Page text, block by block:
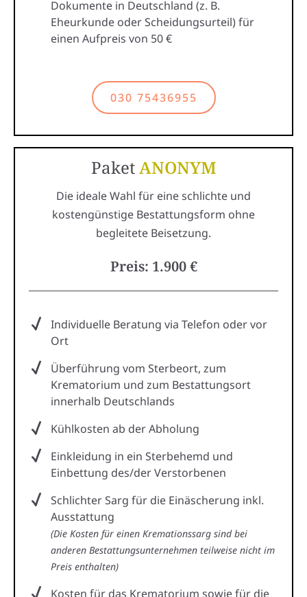
Dokumente in Deutschland (z. B.
Eheurkunde oder Scheidungsurteil) für
einen Aufpreis von 50 €
030 75436955
PaketANONYM
Die ideale Wahl für eine schlichte und
kostengünstige Bestattungsform ohne
begleitete Beisetzung.
Preis: 1.900 €
Individuelle Beratung via Telefon oder vor
Ort
Überführung vom Sterbeort, zum
Krematorium und zum Bestattungsort
innerhalb Deutschlands
Kühlkosten ab der Abholung
Einkleidung in ein Sterbehemd und
Einbettung des/der Verstorbenen
Schlichter Sarg für die Einäscherung inkl.
Ausstattung
(Die Kosten für einen Kremationssarg sind bei
anderen Bestattungsunternehmen teilweise nicht im
Preis enthalten)
Kosten für das Krematorium sowie für die